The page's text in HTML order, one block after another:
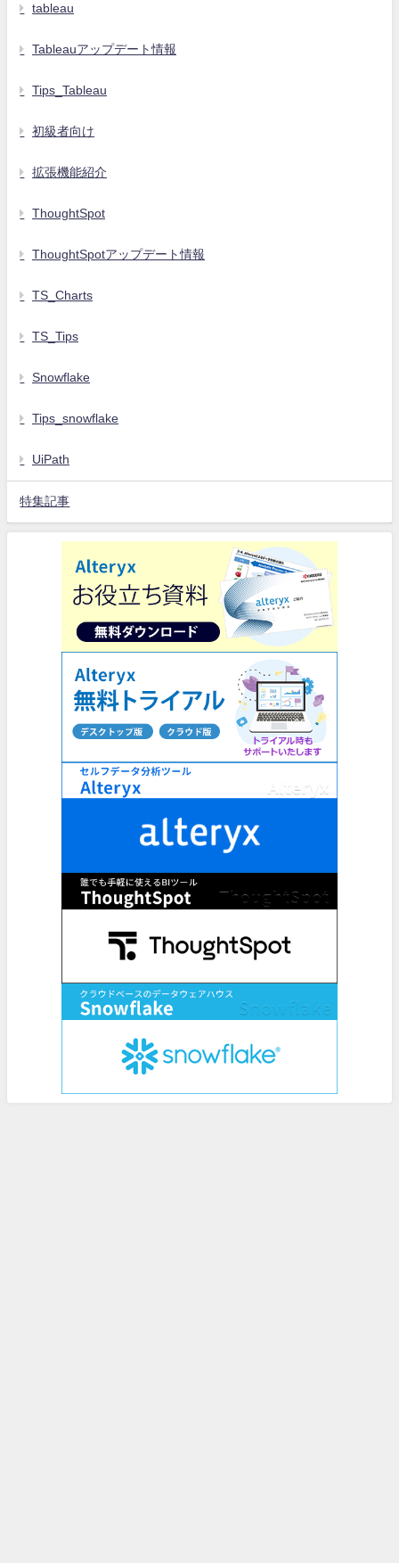
tableau
Tableauアップデート情報
Tips_Tableau
初級者向け
拡張機能紹介
ThoughtSpot
ThoughtSpotアップデート情報
TS_Charts
TS_Tips
Snowflake
Tips_snowflake
UiPath
特集記事